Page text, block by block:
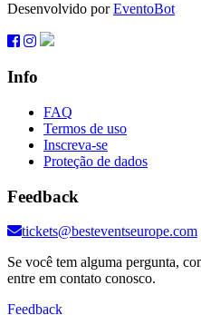
Desenvolvido porEventoBot
Info
FAQ
Termos de uso
Inscreva-se
Proteção de dados
Feedback
tickets@besteventseurope.com
Se você tem alguma pergunta,
entre em contato conosco.
Feedback